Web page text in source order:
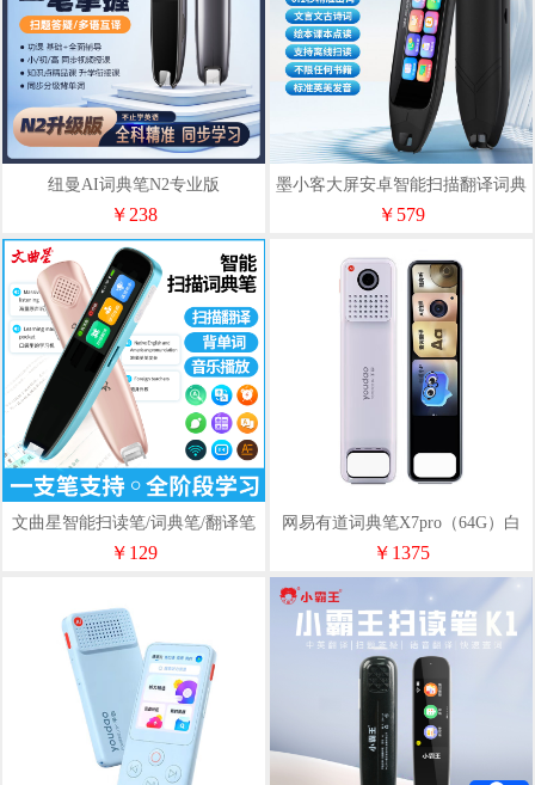
纽曼AI词典笔N2专业版
￥238
墨小客大屏安卓智能扫描翻译词典
笔C1
￥579
文曲星智能扫读笔/词典笔/翻译笔
Q1（128MB）
￥129
网易有道词典笔X7pro（64G）白
￥1375